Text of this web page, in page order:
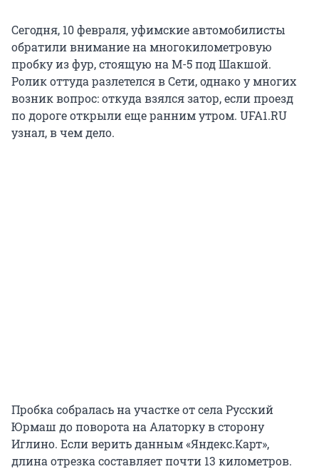
Сегодня, 10 февраля, уфимские автомобилисты
обратили внимание на многокилометровую
пробку из фур, стоящую на М-5 под Шакшой.
Ролик оттуда разлетелся в Сети, однако у многих
возник вопрос: откуда взялся затор, если проезд
по дороге открыли еще ранним утром. UFA1.RU
узнал, в чем дело.
Пробка собралась на участке от села Русский
Юрмаш до поворота на Алаторку в сторону
Иглино. Если верить данным «Яндекс.Карт»,
длина отрезка составляет почти 13 километров.